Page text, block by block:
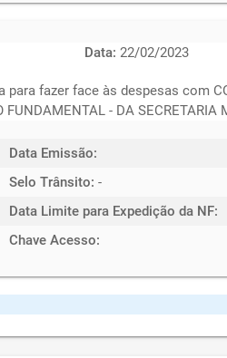
Data: 22/02/2023
fazer face às despesas com
- DA
Data Emissão:
Selo Trânsito: -
Data Limite para Expedição da NF:
Chave Acesso: